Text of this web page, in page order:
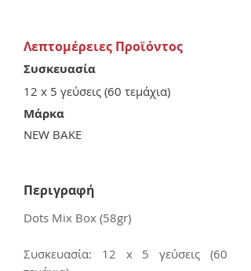
Λεπτομέρειες Προϊόντος
Συσκευασία
12 x 5 γεύσεις (60 τεμάχια)
Μάρκα
NEW BAKE
Περιγραφή
Dots Mix Box (58gr)
Συσκευασία: 12 x 5 γεύσεις (60